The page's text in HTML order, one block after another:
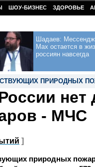
ШОУ-БИЗНЕС ЗДОРОВЬЕ
Шадаев:
Max остается в
россиян навсегда
ПРИРОДНЫХ
- МЧС
]
природных